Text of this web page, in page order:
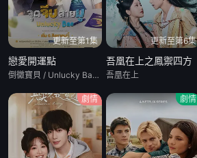
更新至第1集
戀愛開運點
倒黴寶貝 / Unlucky Bae/厄運寶貝
更新至第6集
吾凰在上之鳳禦四方
吾凰在上
劇情 劇情